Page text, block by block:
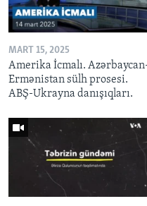
MART 15, 2025
Amerika İcmalı.
Ermənistan sülh prosesi.
ABŞ-Ukrayna danışıqları.